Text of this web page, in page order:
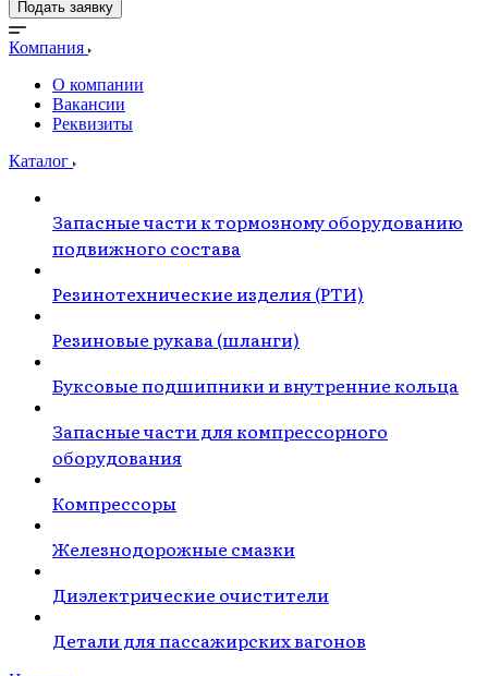
Подать заявку
Компания
О компании
Вакансии
Реквизиты
Каталог
Запасные части к тормозному оборудованию
подвижного состава
Резинотехнические изделия (РТИ)
Резиновые рукава (шланги)
Буксовые подшипники и внутренние кольца
Запасные части для компрессорного
оборудования
Компрессоры
Железнодорожные смазки
Диэлектрические очистители
Детали для пассажирских вагонов